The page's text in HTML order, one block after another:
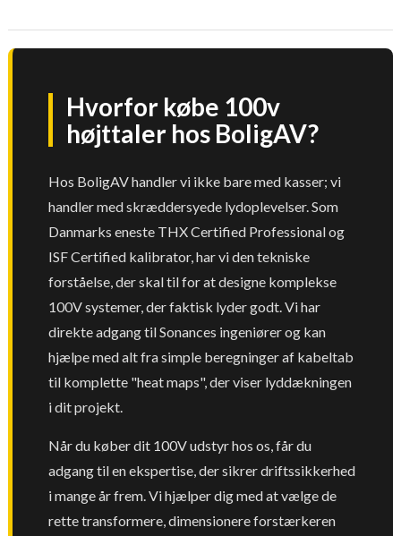
Hvorfor købe 100v
højttaler hos BoligAV?
Hos BoligAV handler vi ikke bare med kasser; vi
handler med skræddersyede lydoplevelser. Som
Danmarks eneste THX Certified Professional og
ISF Certified kalibrator, har vi den tekniske
forståelse, der skal til for at designe komplekse
100V systemer, der faktisk lyder godt. Vi har
direkte adgang til Sonances ingeniører og kan
hjælpe med alt fra simple beregninger af kabeltab
til komplette "heat maps", der viser lyddækningen
i dit projekt.
Når du køber dit 100V udstyr hos os, får du
adgang til en ekspertise, der sikrer driftssikkerhed
i mange år frem. Vi hjælper dig med at vælge de
rette transformere, dimensionere forstærkeren